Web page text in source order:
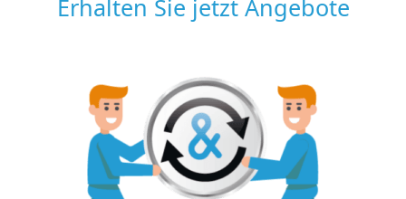
Erhalten Sie jetzt Angebote